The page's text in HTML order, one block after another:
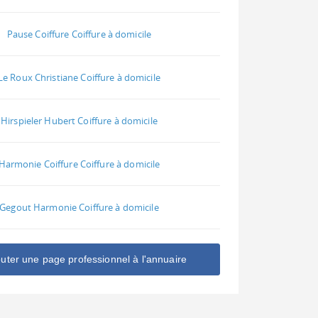
Pause Coiffure Coiffure à domicile
Roux Christiane Coiffure à domicile
Hirspieler Hubert Coiffure à domicile
Coiffure Coiffure à domicile
Gegout Harmonie Coiffure à domicile
une page professionnel à l'annuaire